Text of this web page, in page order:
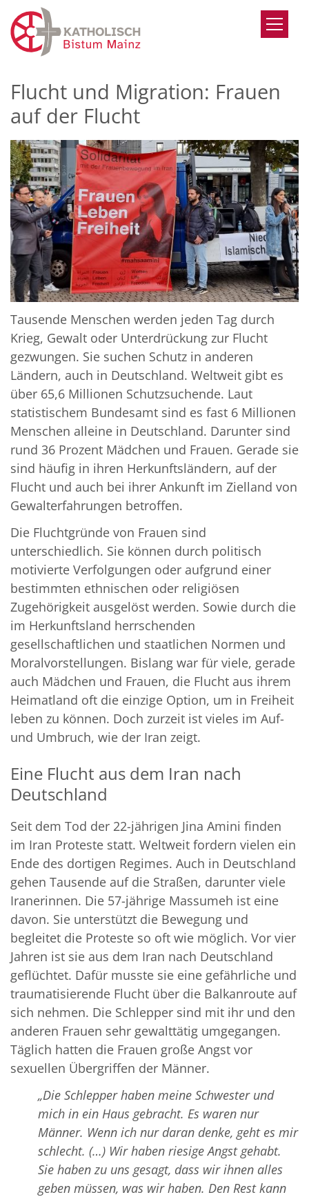
Zum Inhalt springen
Flucht und Migration: Frauen
auf der Flucht
Tausende Menschen werden jeden Tag durch
Krieg, Gewalt oder Unterdrückung zur Flucht
gezwungen. Sie suchen Schutz in anderen
Ländern, auch in Deutschland. Weltweit gibt es
über 65,6 Millionen Schutzsuchende. Laut
statistischem Bundesamt sind es fast 6 Millionen
Menschen alleine in Deutschland. Darunter sind
rund 36 Prozent Mädchen und Frauen. Gerade sie
sind häufig in ihren Herkunftsländern, auf der
Flucht und auch bei ihrer Ankunft im Zielland von
Gewalterfahrungen betroffen.
Die Fluchtgründe von Frauen sind
unterschiedlich. Sie können durch politisch
motivierte Verfolgungen oder aufgrund einer
bestimmten ethnischen oder religiösen
Zugehörigkeit ausgelöst werden. Sowie durch die
im Herkunftsland herrschenden
gesellschaftlichen und staatlichen Normen und
Moralvorstellungen. Bislang war für viele, gerade
auch Mädchen und Frauen, die Flucht aus ihrem
Heimatland oft die einzige Option, um in Freiheit
leben zu können. Doch zurzeit ist vieles im Auf-
und Umbruch, wie der Iran zeigt.
Eine Flucht aus dem Iran nach
Deutschland
Seit dem Tod der 22-jährigen Jina Amini finden
im Iran Proteste statt. Weltweit fordern vielen ein
Ende des dortigen Regimes. Auch in Deutschland
gehen Tausende auf die Straßen, darunter viele
Iranerinnen. Die 57-jährige Massumeh ist eine
davon. Sie unterstützt die Bewegung und
begleitet die Proteste so oft wie möglich. Vor vier
Jahren ist sie aus dem Iran nach Deutschland
geflüchtet. Dafür musste sie eine gefährliche und
traumatisierende Flucht über die Balkanroute auf
sich nehmen. Die Schlepper sind mit ihr und den
anderen Frauen sehr gewalttätig umgegangen.
Täglich hatten die Frauen große Angst vor
sexuellen Übergriffen der Männer.
„Die Schlepper haben meine Schwester und
mich in ein Haus gebracht. Es waren nur
Männer. Wenn ich nur daran denke, geht es mir
schlecht. (…) Wir haben riesige Angst gehabt.
Sie haben zu uns gesagt, dass wir ihnen alles
geben müssen, was wir haben. Den Rest kann